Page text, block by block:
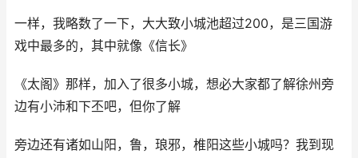
一样，我略数了一下，大大致小城池超过200，是三国游
戏中最多的，其中就像《信长》
《太阁》那样，加入了很多小城，想必大家都了解徐州旁
边有小沛和下丕吧，但你了解
旁边还有诸如山阳，鲁，琅邪，椎阳这些小城吗？我到现